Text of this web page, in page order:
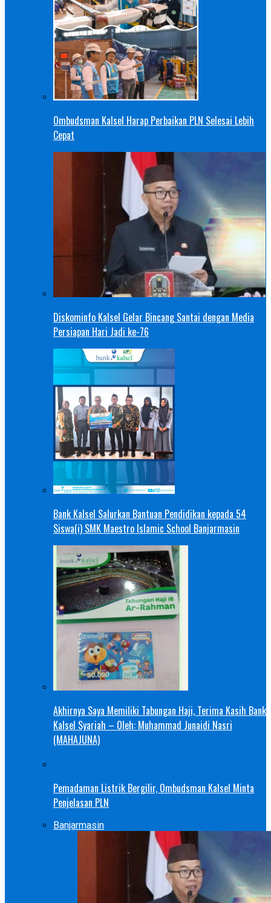
Ombudsman Kalsel Harap Perbaikan PLN Selesai Lebih
Cepat
Diskominfo Kalsel Gelar Bincang Santai dengan Media
Persiapan Hari Jadi ke-76
Bank Kalsel Salurkan Bantuan Pendidikan kepada 54
Siswa(i) SMK Maestro Islamic School Banjarmasin
Akhirnya Saya Memiliki Tabungan Haji, Terima Kasih Bank
Kalsel Syariah – Oleh: Muhammad Junaidi Nasri
(MAHAJUNA)
Pemadaman Listrik Bergilir, Ombudsman Kalsel Minta
Penjelasan PLN
Banjarmasin